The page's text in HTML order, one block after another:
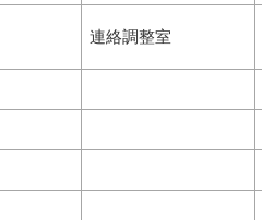
連絡調整室